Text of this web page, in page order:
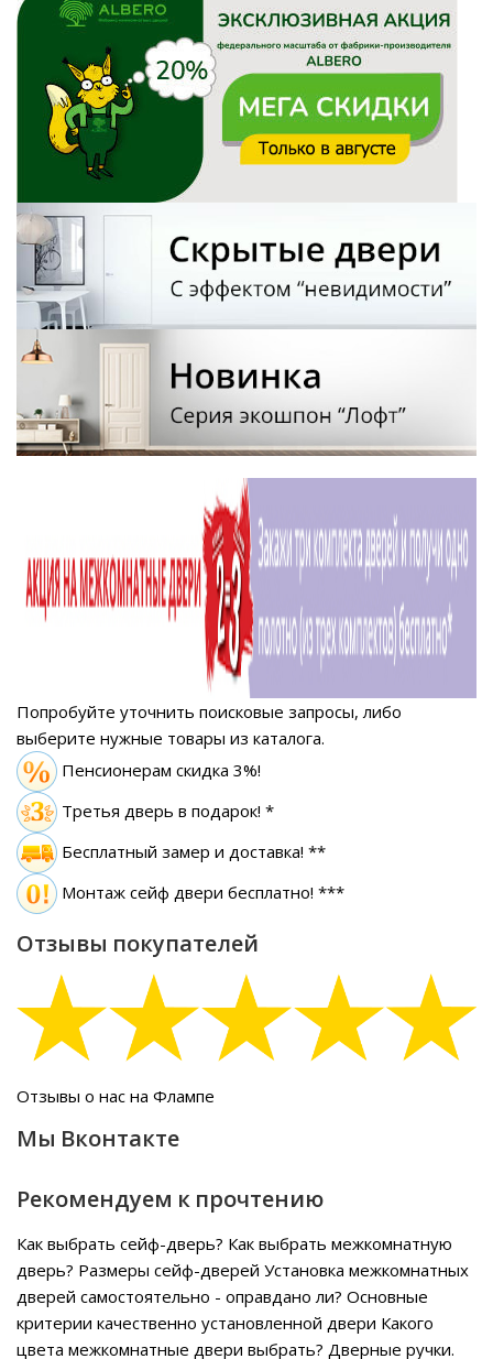
Попробуйте уточнить поисковые запросы, либо
выберите нужные товары из каталога.
Пенсионерам скидка 3%!
Третья дверь в подарок! *
Бесплатный замер и доставка! **
Монтаж сейф двери бесплатно! ***
Отзывы покупателей
Отзывы о нас на Флампе
Мы Вконтакте
Рекомендуем к прочтению
Как выбрать сейф-дверь? Как выбрать межкомнатную
дверь? Размеры сейф-дверей Установка межкомнатных
дверей самостоятельно - оправдано ли? Основные
критерии качественно установленной двери Какого
цвета межкомнатные двери выбрать? Дверные ручки.